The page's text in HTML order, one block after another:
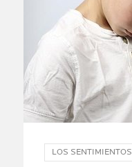
LOS SENTIMIENTOS